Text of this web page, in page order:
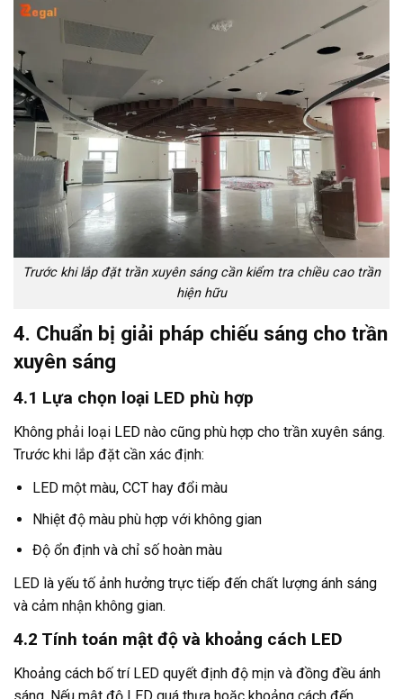
Trước khi lắp đặt trần xuyên sáng cần kiểm tra chiều cao trần
hiện hữu
4. Chuẩn bị giải pháp chiếu sáng cho trần
xuyên sáng
4.1 Lựa chọn loại LED phù hợp
Không phải loại LED nào cũng phù hợp cho trần xuyên sáng.
Trước khi lắp đặt cần xác định:
LED một màu, CCT hay đổi màu
Nhiệt độ màu phù hợp với không gian
Độ ổn định và chỉ số hoàn màu
LED là yếu tố ảnh hưởng trực tiếp đến chất lượng ánh sáng
và cảm nhận không gian.
4.2 Tính toán mật độ và khoảng cách LED
Khoảng cách bố trí LED quyết định độ mịn và đồng đều ánh